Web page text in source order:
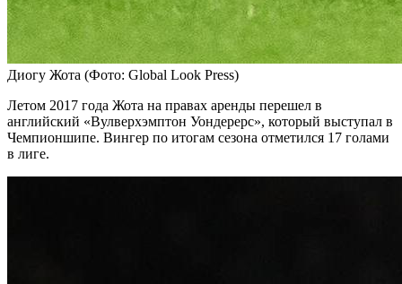
Диогу Жота (Фото: Global Look Press)
Летом 2017 года Жота на правах аренды перешел в
английский «Вулверхэмптон Уондерерс», который выступал в
Чемпионшипе. Вингер по итогам сезона отметился 17 голами
в лиге.